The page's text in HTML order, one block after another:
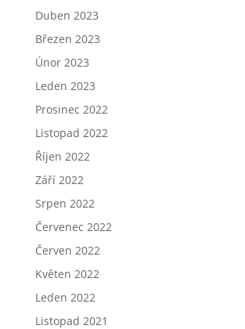
Duben 2023
Březen 2023
Únor 2023
Leden 2023
Prosinec 2022
Listopad 2022
Říjen 2022
Září 2022
Srpen 2022
Červenec 2022
Červen 2022
Květen 2022
Leden 2022
Listopad 2021